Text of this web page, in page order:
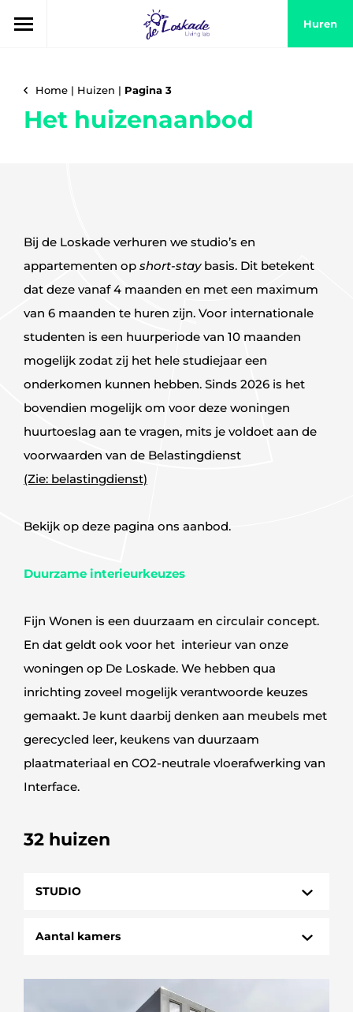
Huren
Home | Huizen | Pagina 3
Het huizenaanbod
Bij de Loskade verhuren we studio’s en
appartementen op short-staybasis. Dit betekent
dat deze vanaf 4 maanden en met een maximum
van 6 maanden te huren zijn. Voor internationale
studenten is een huurperiode van 10 maanden
mogelijk zodat zij het hele studiejaar een
onderkomen kunnen hebben. Sinds 2026 is het
bovendien mogelijk om voor deze woningen
huurtoeslag aan te vragen, mits je voldoet aan de
voorwaarden van de Belastingdienst
(Zie: belastingdienst)
Bekijk op deze pagina ons aanbod.
Duurzame interieurkeuzes
Fijn Wonen is een duurzaam en circulair concept.
En dat geldt ook voor het interieur van onze
woningen op De Loskade. We hebben qua
inrichting zoveel mogelijk verantwoorde keuzes
gemaakt. Je kunt daarbij denken aan meubels met
gerecycled leer, keukens van duurzaam
plaatmateriaal en CO2-neutrale vloerafwerking van
Interface.
32 huizen
STUDIO
HUIZEN
Aantal kamers